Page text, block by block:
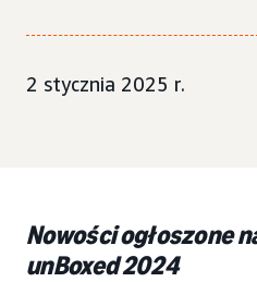
2 stycznia 2025 r.
Nowości ogłoszone
unBoxed 2024